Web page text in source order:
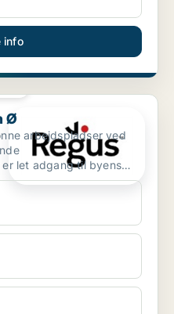
info
Ø
arbejdspladser ved
let adgang til byens